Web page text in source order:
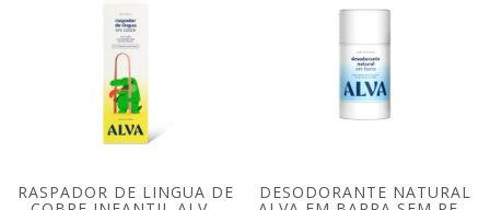
RASPADOR DE LINGUA DE DESODORANTE NATURAL